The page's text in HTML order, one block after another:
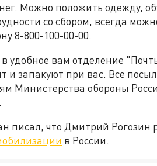
Можно положить одежду,
со сбором, всегда
8-800-100-00-00.
удобное вам отделение
и запакуют при вас. Все
Министерства обороны
писал, что Дмитрий Рогозин
в России.